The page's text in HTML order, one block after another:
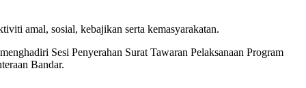
amal, sosial, kebajikan serta kemasyarakatan.
Sesi Penyerahan Surat Tawaran Pelaksanaan Program
Bandar.